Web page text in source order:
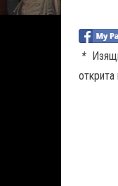
*